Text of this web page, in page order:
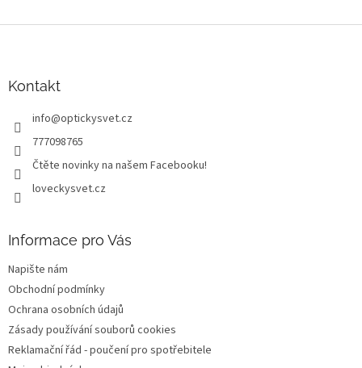
Kontakt
info@optickysvet.cz
777098765
Čtěte novinky na našem Facebooku!
loveckysvet.cz
Informace pro Vás
Napište nám
Obchodní podmínky
Ochrana osobních údajů
Zásady používání souborů cookies
Reklamační řád - poučení pro spotřebitele